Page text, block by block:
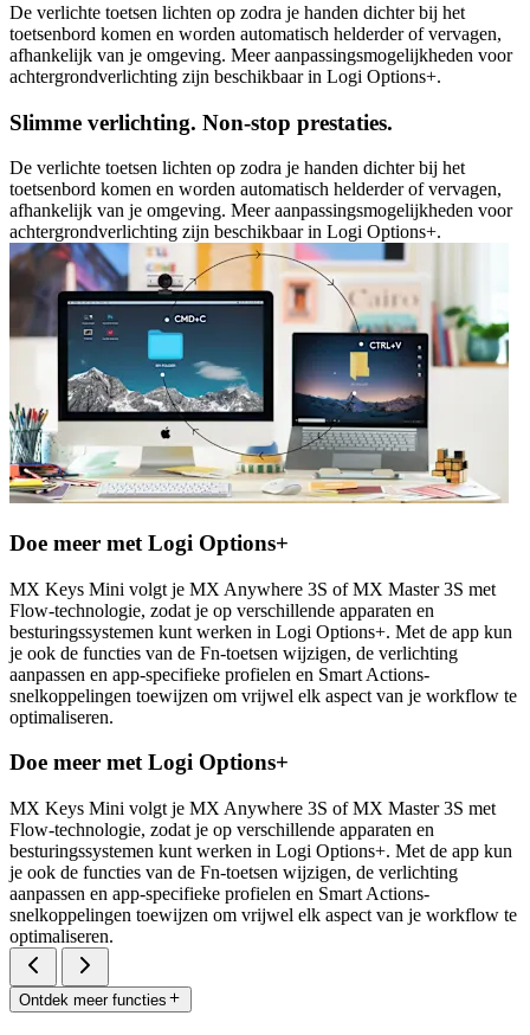
De verlichte toetsen lichten op zodra je handen dichter bij het
toetsenbord komen en worden automatisch helderder of vervagen,
afhankelijk van je omgeving. Meer aanpassingsmogelijkheden voor
achtergrondverlichting zijn beschikbaar in Logi Options+.
Slimme verlichting. Non-stop prestaties.
De verlichte toetsen lichten op zodra je handen dichter bij het
toetsenbord komen en worden automatisch helderder of vervagen,
afhankelijk van je omgeving. Meer aanpassingsmogelijkheden voor
achtergrondverlichting zijn beschikbaar in Logi Options+.
Doe meer met Logi Options+
MX Keys Mini volgt je MX Anywhere 3S of MX Master 3S met
Flow-technologie, zodat je op verschillende apparaten en
besturingssystemen kunt werken in Logi Options+. Met de app kun
je ook de functies van de Fn-toetsen wijzigen, de verlichting
aanpassen en app-specifieke profielen en Smart Actions-
snelkoppelingen toewijzen om vrijwel elk aspect van je workflow te
optimaliseren.
Doe meer met Logi Options+
MX Keys Mini volgt je MX Anywhere 3S of MX Master 3S met
Flow-technologie, zodat je op verschillende apparaten en
besturingssystemen kunt werken in Logi Options+. Met de app kun
je ook de functies van de Fn-toetsen wijzigen, de verlichting
aanpassen en app-specifieke profielen en Smart Actions-
snelkoppelingen toewijzen om vrijwel elk aspect van je workflow te
optimaliseren.
Ontdek meer functies